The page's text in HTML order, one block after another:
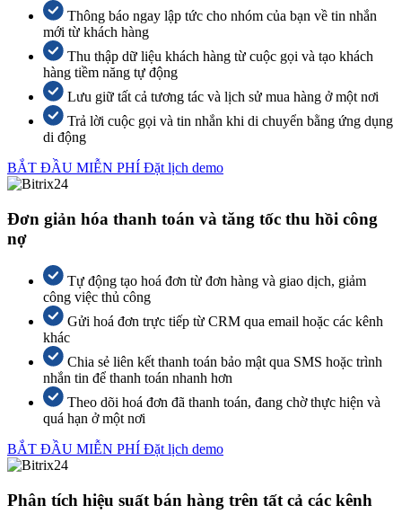
Thông báo ngay lập tức cho nhóm của bạn về tin nhắn
mới từ khách hàng
Thu thập dữ liệu khách hàng từ cuộc gọi và tạo khách
hàng tiềm năng tự động
Lưu giữ tất cả tương tác và lịch sử mua hàng ở một nơi
Trả lời cuộc gọi và tin nhắn khi di chuyển bằng ứng dụng
di động
BẮT ĐẦU MIỄN PHÍ Đặt lịch demo
Đơn giản hóa thanh toán và tăng tốc thu hồi công
nợ
Tự động tạo hoá đơn từ đơn hàng và giao dịch, giảm
công việc thủ công
Gửi hoá đơn trực tiếp từ CRM qua email hoặc các kênh
khác
Chia sẻ liên kết thanh toán bảo mật qua SMS hoặc trình
nhắn tin để thanh toán nhanh hơn
Theo dõi hoá đơn đã thanh toán, đang chờ thực hiện và
quá hạn ở một nơi
BẮT ĐẦU MIỄN PHÍ Đặt lịch demo
Phân tích hiệu suất bán hàng trên tất cả các kênh